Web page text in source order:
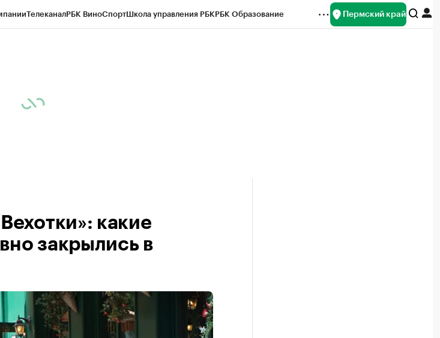
ТелеканалРБК ВиноСпортШкола управления РБКРБК Образование Пермский край
какие
закрылись в